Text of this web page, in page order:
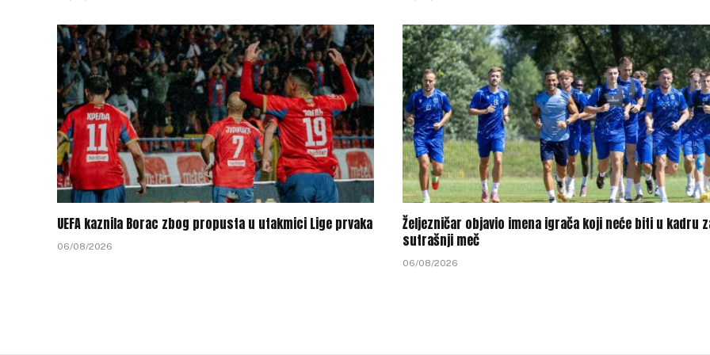
UEFA kaznila Borac zbog propusta u utakmici Lige prvaka
06/08/2026
Željezničar objavio imena igrača koji neće biti u kadru
sutrašnji meč
06/08/2026